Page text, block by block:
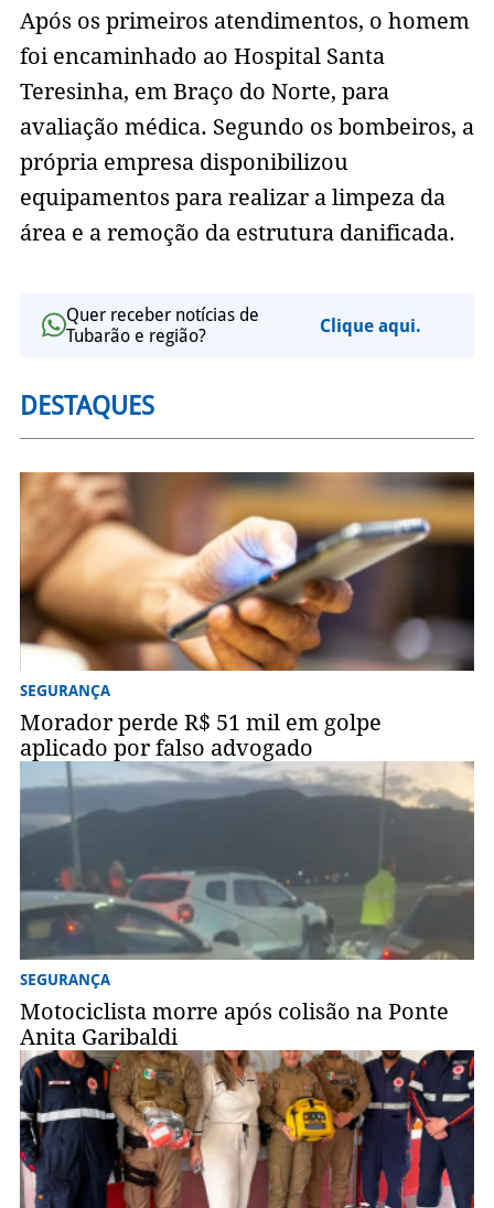
Após os primeiros atendimentos, o homem
foi encaminhado ao Hospital Santa
Teresinha, em Braço do Norte, para
avaliação médica. Segundo os bombeiros, a
própria empresa disponibilizou
equipamentos para realizar a limpeza da
área e a remoção da estrutura danificada.
Quer receber notícias de
Tubarão e região?
Clique aqui.
DESTAQUES
SEGURANÇA
Morador perde R$ 51 mil em golpe
aplicado por falso advogado
SEGURANÇA
Motociclista morre após colisão na Ponte
Anita Garibaldi